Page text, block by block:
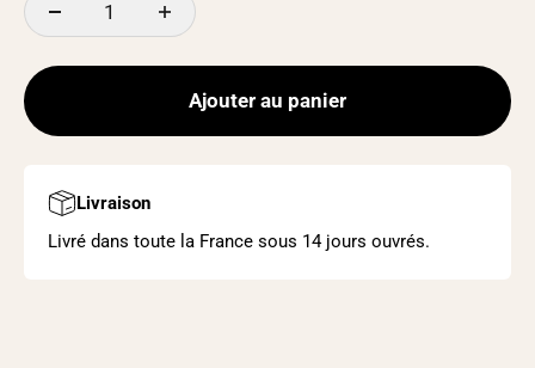
Ajouter au panier
Livraison
Livré dans toute la France sous 14 jours ouvrés.